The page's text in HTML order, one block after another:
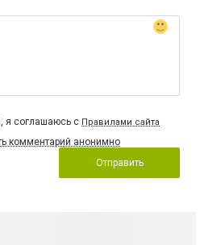
я соглашаюсь с Правилами сайта
комментарий анонимно
Отправить